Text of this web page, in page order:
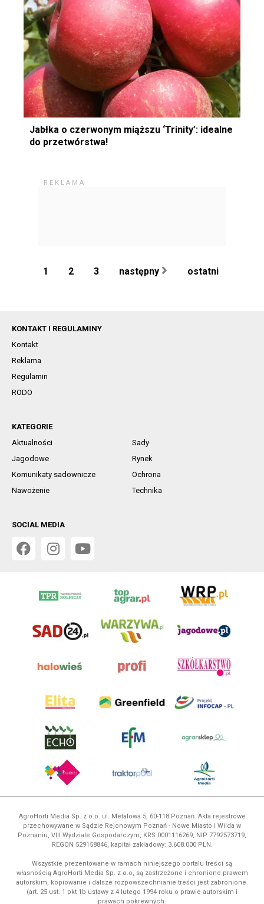
Jabłka o czerwonym miąższu ‘Trinity’: idealne
do przetwórstwa!
1 2 3 następny ostatni
KONTAKT I REGULAMINY
Kontakt
Reklama
Regulamin
RODO
KATEGORIE
Aktualności
Sady
Jagodowe
Rynek
Komunikaty sadownicze
Ochrona
Nawożenie
Technika
SOCIAL MEDIA
AgroHorti Media Sp. z o.o. ul. Metalowa 5, 60-118 Poznań. Akta rejestrowe
przechowywane w Sądzie Rejonowym Poznań - Nowe Miasto i Wilda w
Poznaniu, VIII Wydziale Gospodarczym, KRS 0001116269, NIP 7792573719,
REGON 529158846, kapitał zakładowy: 3.608.000 PLN.
Wszystkie prezentowane w ramach niniejszego portalu treści są
własnością AgroHorti Media Sp. z o.o, są zastrzeżone i chronione prawem
autorskim, kopiowanie i dalsze rozpowszechnianie treści jest zabronione.
(art. 25 ust. 1 pkt 1b ustawy z 4 lutego 1994 roku o prawie autorskim i
prawach pokrewnych.